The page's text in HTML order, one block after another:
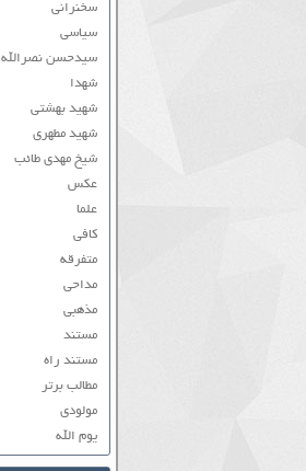
سخنرانی
سیاسی
سیدحسن نصرالله
شهدا
شهید بهشتی
شهید مطهری
شیخ مهدی طائب
عکس
علما
کافی
متفرقه
مداحی
مذهبی
مستند
مستند راه
مطالب برتر
مولودی
یوم الله